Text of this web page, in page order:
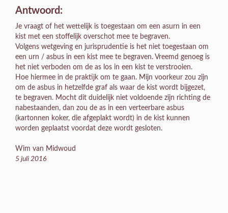
Antwoord:
Je vraagt of het wettelijk is toegestaan om een asurn in een
kist met een stoffelijk overschot mee te begraven.
Volgens wetgeving en jurisprudentie is het niet toegestaan om
een urn / asbus in een kist mee te begraven. Vreemd genoeg is
het niet verboden om de as los in een kist te verstrooien.
Hoe hiermee in de praktijk om te gaan. Mijn voorkeur zou zijn
om de asbus in hetzelfde graf als waar de kist wordt bijgezet,
te begraven. Mocht dit duidelijk niet voldoende zijn richting de
nabestaanden, dan zou de as in een verteerbare asbus
(kartonnen koker, die afgeplakt wordt) in de kist kunnen
worden geplaatst voordat deze wordt gesloten.
Wim van Midwoud
5 juli 2016